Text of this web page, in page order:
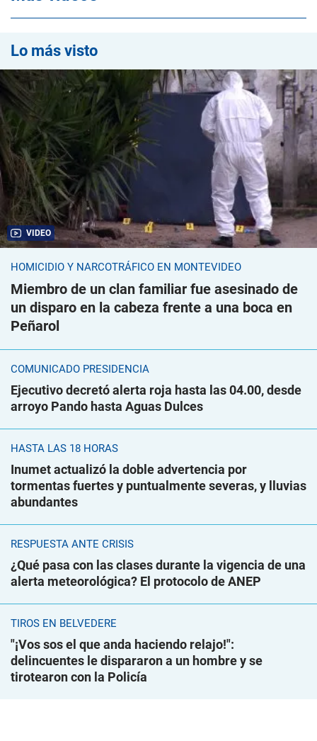
Lo más visto
VIDEO
HOMICIDIO Y NARCOTRÁFICO EN MONTEVIDEO
Miembro de un clan familiar fue asesinado de
un disparo en la cabeza frente a una boca en
Peñarol
COMUNICADO PRESIDENCIA
Ejecutivo decretó alerta roja hasta las 04.00, desde
arroyo Pando hasta Aguas Dulces
HASTA LAS 18 HORAS
Inumet actualizó la doble advertencia por
tormentas fuertes y puntualmente severas, y lluvias
abundantes
RESPUESTA ANTE CRISIS
¿Qué pasa con las clases durante la vigencia de una
alerta meteorológica? El protocolo de ANEP
TIROS EN BELVEDERE
"¡Vos sos el que anda haciendo relajo!":
delincuentes le dispararon a un hombre y se
tirotearon con la Policía